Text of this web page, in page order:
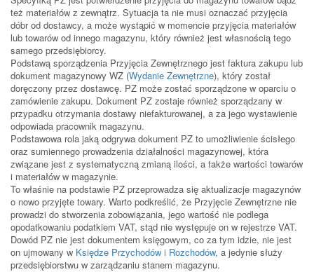
też materiałów z zewnątrz. Sytuacja ta nie musi oznaczać przyjęcia
dóbr od dostawcy, a może wystąpić w momencie przyjęcia materiałów
lub towarów od innego magazynu, który również jest własnością tego
samego przedsiębiorcy.
Podstawą sporządzenia Przyjęcia Zewnętrznego jest faktura zakupu lub
dokument magazynowy WZ (Wydanie Zewnętrzne), który został
doręczony przez dostawcę. PZ może zostać sporządzone w oparciu o
zamówienie zakupu. Dokument PZ zostaje również sporządzany w
przypadku otrzymania dostawy niefakturowanej, a za jego wystawienie
odpowiada pracownik magazynu.
Podstawowa rola jaką odgrywa dokument PZ to umożliwienie ścisłego
oraz sumiennego prowadzenia działalności magazynowej, która
związane jest z systematyczną zmianą ilości, a także wartości towarów
i materiałów w magazynie.
To właśnie na podstawie PZ przeprowadza się aktualizacje magazynów
o nowo przyjęte towary. Warto podkreślić, że Przyjęcie Zewnętrzne nie
prowadzi do stworzenia zobowiązania, jego wartość nie podlega
opodatkowaniu podatkiem VAT, stąd nie występuje on w rejestrze VAT.
Dowód PZ nie jest dokumentem księgowym, co za tym idzie, nie jest
on ujmowany w Księdze Przychodów i Rozchodów, a jedynie służy
przedsiębiorstwu w zarządzaniu stanem magazynu.